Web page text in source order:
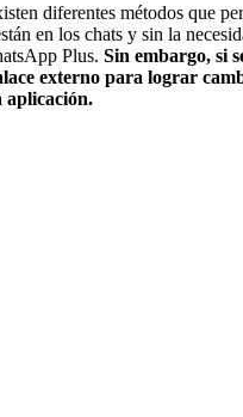
diferentes métodos que
en los chats y sin la
Plus. Sin embargo, si
externo para lograr
aplicación.